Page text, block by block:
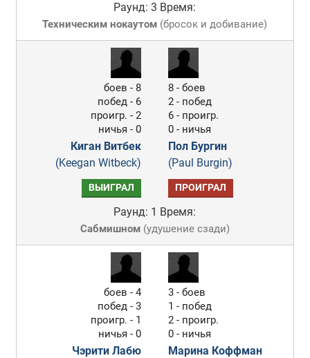
Раунд: 3 Время:
Техническим нокаутом (бросок и добивание)
боев - 8
побед - 6
проигр. - 2
ничья - 0
Киган Витбек
(Keegan Witbeck)
8 - боев
2 - побед
6 - проигр.
0 - ничья
Пол Бургин
(Paul Burgin)
ВЫИГРАЛ ПРОИГРАЛ
Раунд: 1 Время:
Сабмишном(удушение сзади)
боев - 4
побед - 3
проигр. - 1
ничья - 0
Чэрити Лабю
3 - боев
1 - побед
2 - проигр.
0 - ничья
Марина Коффман